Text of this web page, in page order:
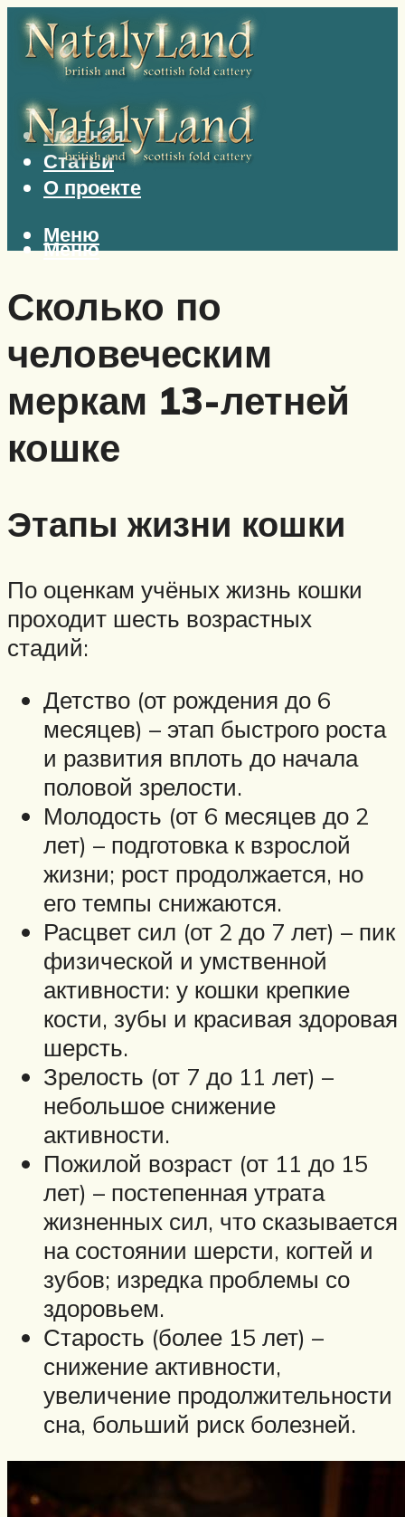
Главная
Статьи
О проекте
Меню
Меню
Сколько по
человеческим
меркам 13-летней
кошке
Этапы жизни кошки
По оценкам учёных жизнь кошки
проходит шесть возрастных
стадий:
Детство (от рождения до 6
месяцев) – этап быстрого роста
и развития вплоть до начала
половой зрелости.
Молодость (от 6 месяцев до 2
лет) – подготовка к взрослой
жизни; рост продолжается, но
его темпы снижаются.
Расцвет сил (от 2 до 7 лет) – пик
физической и умственной
активности: у кошки крепкие
кости, зубы и красивая здоровая
шерсть.
Зрелость (от 7 до 11 лет) –
небольшое снижение
активности.
Пожилой возраст (от 11 до 15
лет) – постепенная утрата
жизненных сил, что сказывается
на состоянии шерсти, когтей и
зубов; изредка проблемы со
здоровьем.
Старость (более 15 лет) –
снижение активности,
увеличение продолжительности
сна, больший риск болезней.